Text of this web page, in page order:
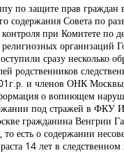
по защите прав граждан
содержания Совета по
при Комитете по
организаций
сразу несколько
родственников
и членов ОНК
о вопиющем
под стражей в
гражданина Венгрии
есть о содержании
14 лет в следственном